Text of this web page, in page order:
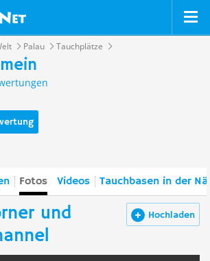
Palau Tauchplätze
Fotos Videos Tauchbasen in der
Hochladen
und